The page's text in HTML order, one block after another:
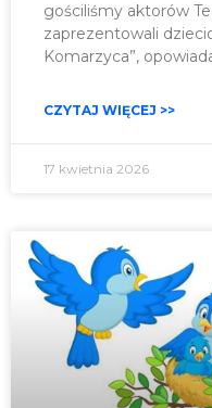
gościliśmy aktorów
zaprezentowali
Komarzyca”,
CZYTAJ WIĘCEJ >>
17 kwietnia 2026